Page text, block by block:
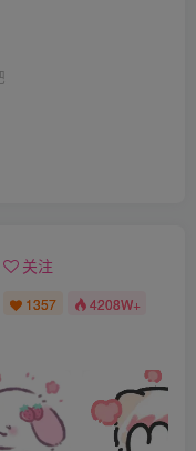
未来，我也从来没觉
。那时候已经放学，
关注
1357 4208W+